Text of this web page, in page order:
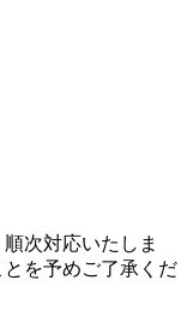
次対応いたしま
を予めご了承くだ